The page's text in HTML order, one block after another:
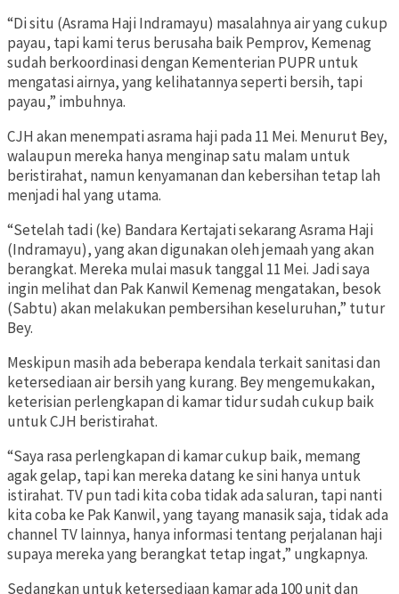
“Di situ (Asrama Haji Indramayu) masalahnya air yang cukup
payau, tapi kami terus berusaha baik Pemprov, Kemenag
sudah berkoordinasi dengan Kementerian PUPR untuk
mengatasi airnya, yang kelihatannya seperti bersih, tapi
payau,” imbuhnya.
CJH akan menempati asrama haji pada 11 Mei. Menurut Bey,
walaupun mereka hanya menginap satu malam untuk
beristirahat, namun kenyamanan dan kebersihan tetap lah
menjadi hal yang utama.
“Setelah tadi (ke) Bandara Kertajati sekarang Asrama Haji
(Indramayu), yang akan digunakan oleh jemaah yang akan
berangkat. Mereka mulai masuk tanggal 11 Mei. Jadi saya
ingin melihat dan Pak Kanwil Kemenag mengatakan, besok
(Sabtu) akan melakukan pembersihan keseluruhan,” tutur
Bey.
Meskipun masih ada beberapa kendala terkait sanitasi dan
ketersediaan air bersih yang kurang. Bey mengemukakan,
keterisian perlengkapan di kamar tidur sudah cukup baik
untuk CJH beristirahat.
“Saya rasa perlengkapan di kamar cukup baik, memang
agak gelap, tapi kan mereka datang ke sini hanya untuk
istirahat. TV pun tadi kita coba tidak ada saluran, tapi nanti
kita coba ke Pak Kanwil, yang tayang manasik saja, tidak ada
channel TV lainnya, hanya informasi tentang perjalanan haji
supaya mereka yang berangkat tetap ingat,” ungkapnya.
Sedangkan untuk ketersediaan kamar ada 100 unit dan